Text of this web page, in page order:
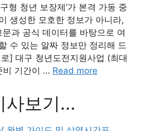
형 청년 보장제’가 본격 가동 중
생성한 모호한 정보가 아니라,
과 공식 데이터를 바탕으로 여
수 있는 알짜 정보만 정리해 드
] 대구 청년도전지원사업 (최대
비 기간이 … Read more
사보기...